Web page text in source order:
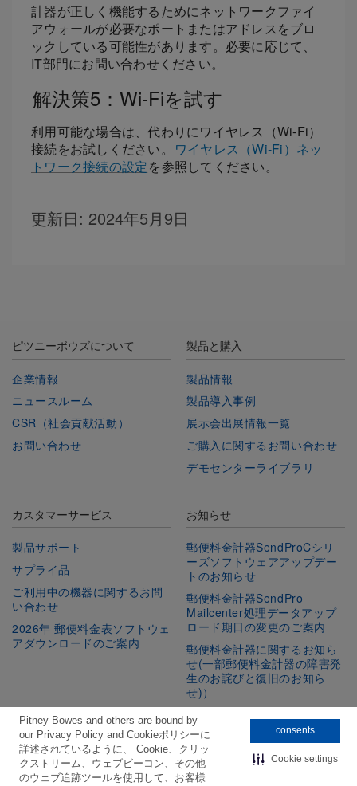
Pitney Bowes and others are bound by
our Privacy Policy and Cookieポリシーに
詳述されているように、 Cookie、クリッ
クストリーム、ウェブビーコン、その他
のウェブ追跡ツールを使用して、お客様
consents
Cookie settings
計器が正しく機能するためにネットワークファイ
アウォールが必要なポートまたはアドレスをブロ
ックしている可能性があります。必要に応じて、
IT部門にお問い合わせください。
解決策5：Wi-Fiを試す
利用可能な場合は、代わりにワイヤレス（Wi-Fi）
接続をお試しください。
ワイヤレス（Wi-Fi）ネッ
トワーク接続の設定を参照してください。
更新日: 2024年5月9日
ピツニーボウズについて
企業情報
ニュースルーム
CSR（社会貢献活動）
お問い合わせ
製品と購入
製品情報
製品導入事例
展示会出展情報一覧
ご購入に関するお問い合わせ
デモセンターライブラリ
カスタマーサービス
製品サポート
サプライ品
ご利用中の機器に関するお問
い合わせ
2026年 郵便料金表ソフトウェ
アダウンロードのご案内
お知らせ
郵便料金計器SendProCシリ
ーズソフトウェアアップデー
トのお知らせ
郵便料金計器SendPro
Mailcenter処理データアップ
ロード期日の変更のご案内
郵便料金計器に関するお知ら
せ(一部郵便料金計器の障害発
生のお詫びと復旧のお知ら
せ)）
公式SNSをフォロー
Facebook
LinkedinTwitterYoutube